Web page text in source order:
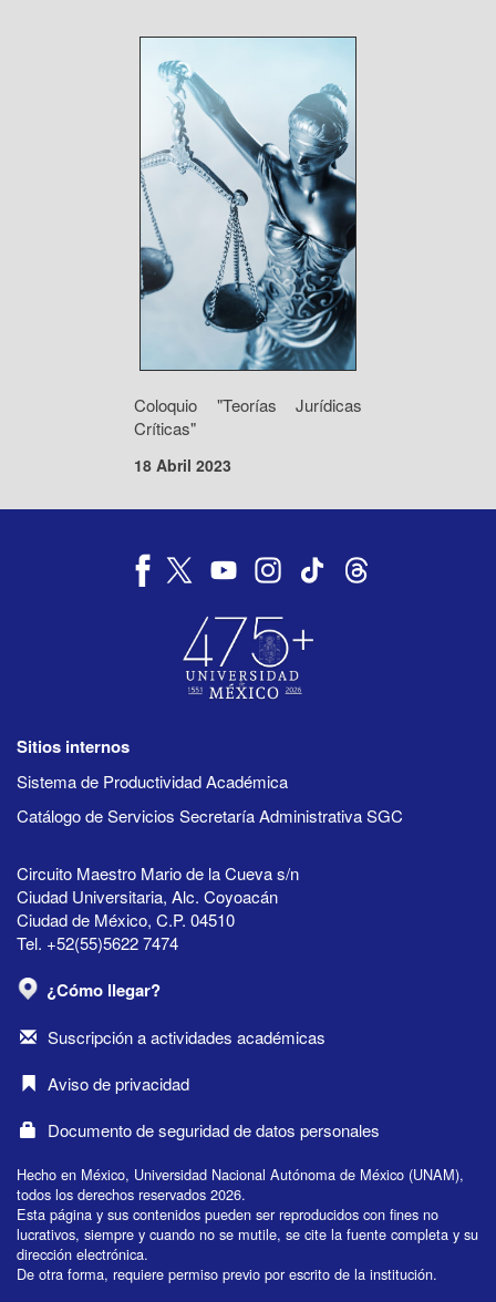
Coloquio "Teorías Jurídicas
Críticas"
18 Abril 2023
Sitios internos
Sistema de Productividad Académica
Catálogo de Servicios Secretaría Administrativa SGC
Circuito Maestro Mario de la Cueva s/n
Ciudad Universitaria, Alc. Coyoacán
Ciudad de México, C.P. 04510
Tel. +52(55)5622 7474
¿Cómo llegar?
Suscripción a actividades académicas
Aviso de privacidad
Documento de seguridad de datos personales
Hecho en México, Universidad Nacional Autónoma de México (UNAM),
todos los derechos reservados 2026.
Esta página y sus contenidos pueden ser reproducidos con fines no
lucrativos, siempre y cuando no se mutile, se cite la fuente completa y su
dirección electrónica.
De otra forma, requiere permiso previo por escrito de la institución.